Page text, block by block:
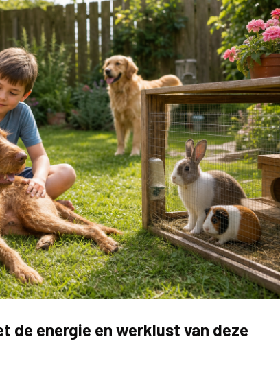
de energie en werklust van deze